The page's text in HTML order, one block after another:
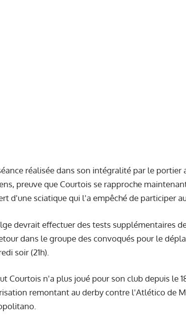
réalisée dans son intégralité par le portier
preuve que Courtois se rapproche
d'une sciatique qui l'a empêché de participer
devrait effectuer des tests supplémentaires
dans le groupe des convoqués pour le
soir (21h).
Courtois n'a plus joué pour son club depuis le
remontant au derby contre l'Atlético de